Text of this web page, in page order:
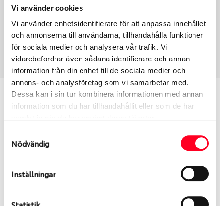
Vi använder cookies
Vi använder enhetsidentifierare för att anpassa innehållet
och annonserna till användarna, tillhandahålla funktioner
för sociala medier och analysera vår trafik. Vi
vidarebefordrar även sådana identifierare och annan
information från din enhet till de sociala medier och
annons- och analysföretag som vi samarbetar med.
Dessa kan i sin tur kombinera informationen med annan
information som du har tillhandahållit eller som de har
Nödvändig
Inställningar
Typ
Toyota Original – Däck &
Fälg
Aspect ratio
50
Art nummer
9602
Vill du veta mer om Toyota
original?
Uppdatera text här (Wheel detail page extra info
under Site/Page settings)